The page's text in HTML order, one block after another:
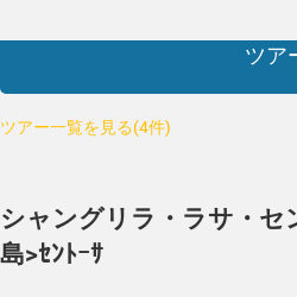
ツア
ツアー一覧を見る(4件)
シャングリラ・ラサ・
島>ｾﾝﾄｰｻ